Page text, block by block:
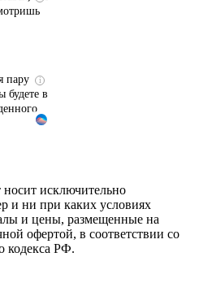
в
вы
i
не
исключительно
и ни при каких условиях
и цены, размещенные на
офертой, в соответствии со
кодекса РФ.